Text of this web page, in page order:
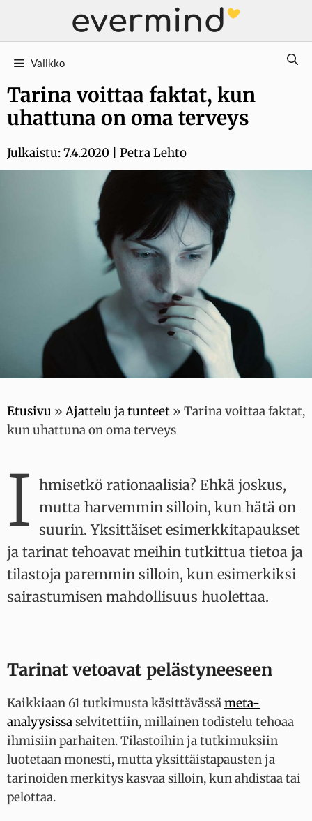
Valikko
Tarina voittaa faktat, kun
uhattuna on oma terveys
Julkaistu:7.4.2020 Petra Lehto
Etusivu » Ajattelu ja tunteet » Tarina voittaa faktat,
kun uhattuna on oma terveys
I hmisetkö rationaalisia? Ehkä joskus,
mutta harvemmin silloin, kun hätä on
suurin. Yksittäiset esimerkkitapaukset
ja tarinat tehoavat meihin tutkittua tietoa ja
tilastoja paremmin silloin, kun esimerkiksi
sairastumisen mahdollisuus huolettaa.
Tarinat vetoavat pelästyneeseen
Kaikkiaan 61 tutkimusta käsittävässämeta-
analyysissaselvitettiin, millainen todistelu tehoaa
ihmisiin parhaiten. Tilastoihin ja tutkimuksiin
luotetaan monesti, mutta yksittäistapausten ja
tarinoiden merkitys kasvaa silloin, kun ahdistaa tai
pelottaa.